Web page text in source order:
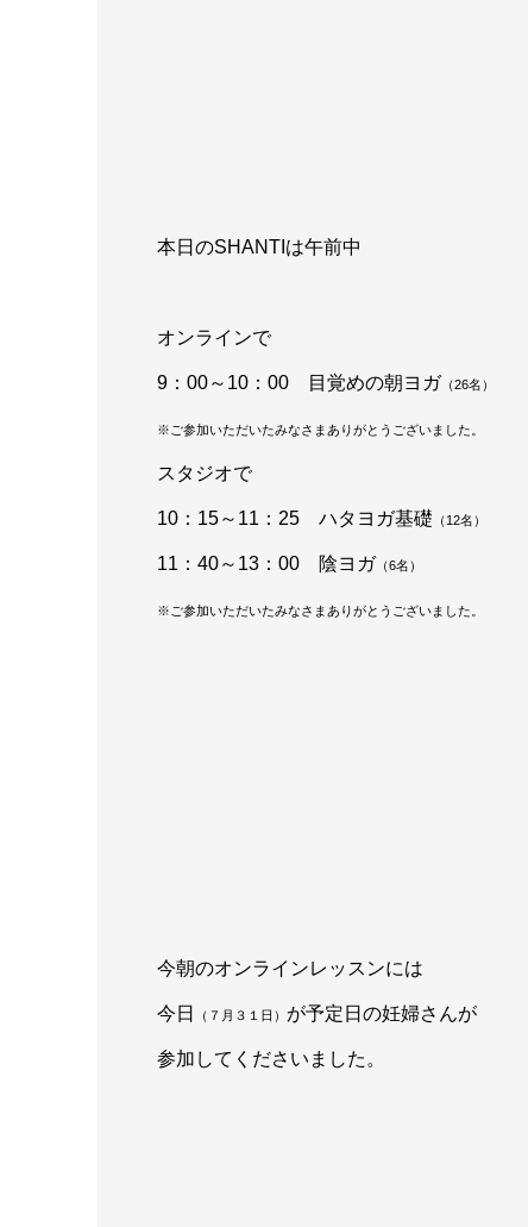
本日のSHANTIは午前中
オンラインで
9：00～10：00 目覚めの朝ヨガ （26名）
※ご参加いただいたみなさまありがとうございました。
スタジオで
10：15～11：25 ハタヨガ基礎 （12名）
11：40～13：00 陰ヨガ （6名）
※ご参加いただいたみなさまありがとうございました。
今朝のオンラインレッスンには
今日 （７月３１日） が予定日の妊婦さんが
参加してくださいました。